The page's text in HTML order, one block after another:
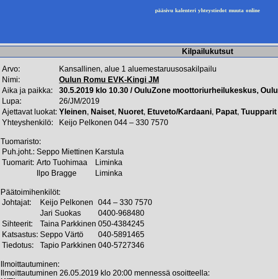
pääsivu kalenteri yhteystiedot muuta online
Kilpailukutsut
Arvo:
Kansallinen, alue 1 aluemestaruusosakilpailu
Nimi:
Oulun Romu EVK-Kingi JM
Aika ja paikka:
30.5.2019 klo 10.30 / OuluZone moottoriurheilukeskus, Oulu
Lupa:
26/JM/2019
Ajettavat luokat: Yleinen, Naiset, Nuoret, Etuveto/Kardaani, Papat, Tuupparit
Yhteyshenkilö:
Keijo Pelkonen 044 – 330 7570
Tuomaristo:
Puh.joht.: Seppo Miettinen Karstula
Tuomarit: Arto Tuohimaa
Liminka
Ilpo Bragge
Liminka
Päätoimihenkilöt:
Johtajat:
Keijo Pelkonen
044 – 330 7570
Jari Suokas
0400-968480
Sihteerit:
Taina Parkkinen 050-4384245
Katsastus: Seppo Värtö
040-5891465
Tiedotus:
Tapio Parkkinen 040-5727346
Ilmoittautuminen:
Ilmoittautuminen 26.05.2019 klo 20:00 mennessä osoitteella: